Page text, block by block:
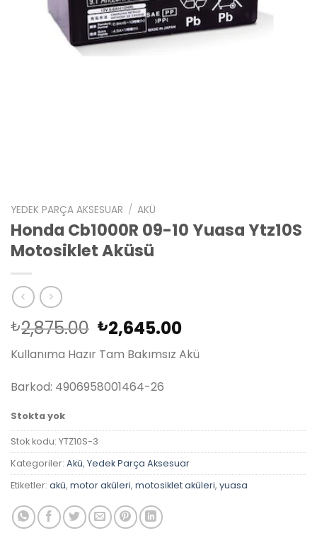
YEDEK PARÇA AKSESUAR / AKÜ
Honda Cb1000R 09-10 Yuasa Ytz10S
Motosiklet Aküsü
₺2,875.00 Orijinal
fiyat:
₺2,875.00.
₺2,645.00Şu
andaki
fiyat:
Kullanıma Hazır Tam Bakımsız Akü
Barkod: 4906958001464-26
Stokta yok
Stok kodu: YTZ10S-3
Kategoriler: Akü, Yedek Parça Aksesuar
Etiketler: akü, motor aküleri, motosiklet aküleri, yuasa